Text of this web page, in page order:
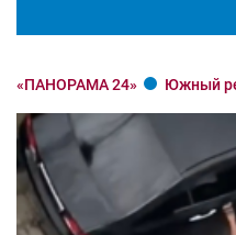
«ПАНОРАМА 24» Южный